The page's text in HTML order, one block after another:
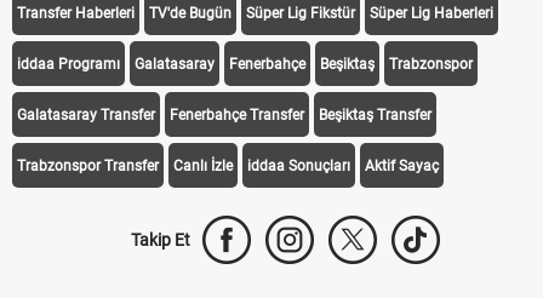
Transfer Haberleri TV'de Bugün Süper Lig Fikstür Süper Lig Haberleri
iddaa Programı Galatasaray Fenerbahçe Beşiktaş Trabzonspor
Galatasaray Transfer Fenerbahçe Transfer Beşiktaş Transfer
Trabzonspor Transfer Canlı İzle iddaa Sonuçları Aktif Sayaç
Takip Et